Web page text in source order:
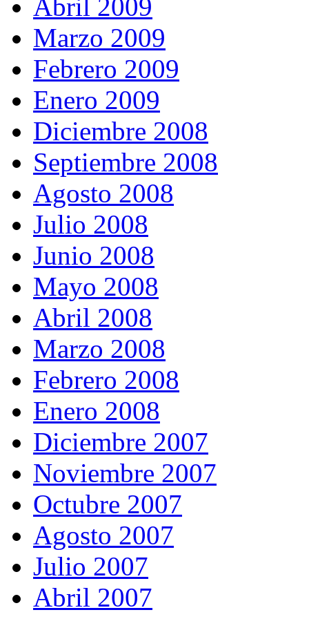
Abril 2009
Marzo 2009
Febrero 2009
Enero 2009
Diciembre 2008
Septiembre 2008
Agosto 2008
Julio 2008
Junio 2008
Mayo 2008
Abril 2008
Marzo 2008
Febrero 2008
Enero 2008
Diciembre 2007
Noviembre 2007
Octubre 2007
Agosto 2007
Julio 2007
Abril 2007